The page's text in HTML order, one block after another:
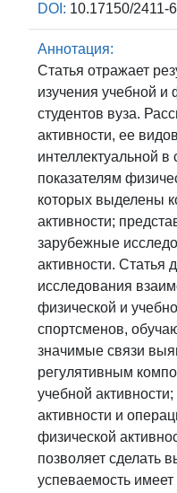
DOI: 10.17150/2411-
Аннотация:
Статья отражает
изучения учебной и
студентов вуза.
активности, ее
интеллектуальной в
показателям
которых выделены
активности;
зарубежные
активности. Статья
исследования
физической и
спортсменов,
значимые связи
регулятивным
учебной
активности и
физической
позволяет сделать
успеваемость